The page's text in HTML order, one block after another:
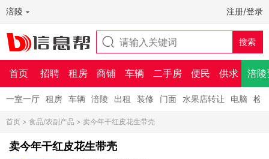
涪陵 注册/登录
首页 招聘 租房 商铺 车辆 二手房 便民 供求 涪陵
一室一厅 租房 车辆 涪陵 出租 装修 门面 水果店转让 电脑 检
首页 > 食品/农副产品 > 卖今年干红皮花生带壳
卖今年干红皮花生带壳